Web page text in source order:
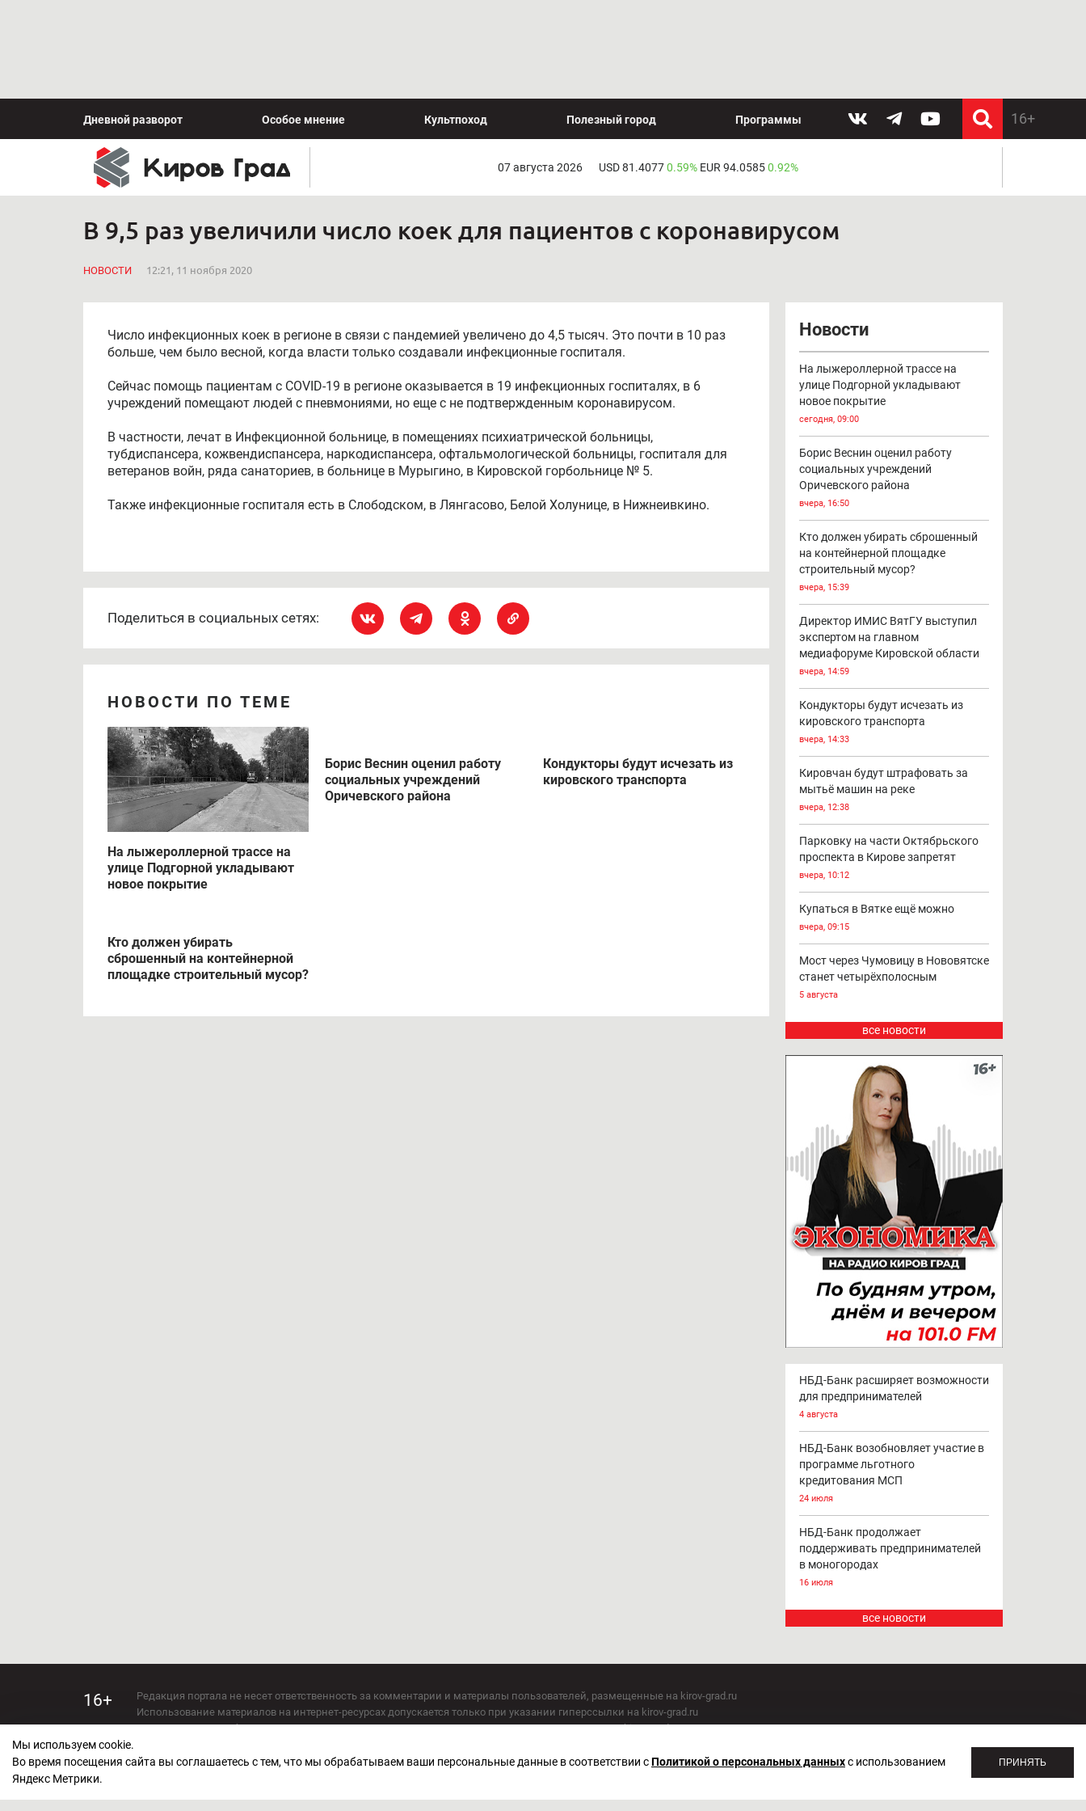
Дневной разворот Особое мнение Культпоход Полезный город Программы
07 августа 2026 USD 81.40770.59% EUR 94.05850.92%
В 9,5 раз увеличили число коек для пациентов с коронавирусом
НОВОСТИ 12:21, 11 ноября 2020
Число инфекционных коек в регионе в связи с пандемией увеличено до 4,5 тысяч. Это почти в 10 раз
больше, чем было весной, когда власти только создавали инфекционные госпиталя.
Сейчас помощь пациентам с COVID-19 в регионе оказывается в 19 инфекционных госпиталях, в 6
учреждений помещают людей с пневмониями, но еще с не подтвержденным коронавирусом.
В частности, лечат в Инфекционной больнице, в помещениях психиатрической больницы,
тубдиспансера, кожвендиспансера, наркодиспансера, офтальмологической больницы, госпиталя для
ветеранов войн, ряда санаториев, в больнице в Мурыгино, в Кировской горбольнице № 5.
Также инфекционные госпиталя есть в Слободском, в Лянгасово, Белой Холунице, в Нижнеивкино.
Поделиться в социальных сетях:
НОВОСТИ ПО ТЕМЕ
На лыжероллерной трассе на
улице Подгорной укладывают
новое покрытие
Борис Веснин оценил работу
социальных учреждений
Оричевского района
Кондукторы будут исчезать из
кировского транспорта
Кто должен убирать
сброшенный на контейнерной
площадке строительный мусор?
Новости
На лыжероллерной трассе на
улице Подгорной укладывают
новое покрытие
сегодня, 09:00
Борис Веснин оценил работу
социальных учреждений
Оричевского района
вчера, 16:50
Кто должен убирать сброшенный
на контейнерной площадке
строительный мусор?
вчера, 15:39
Директор ИМИС ВятГУ выступил
экспертом на главном
медиафоруме Кировской области
вчера, 14:59
Кондукторы будут исчезать из
кировского транспорта
вчера, 14:33
Кировчан будут штрафовать за
мытьё машин на реке
вчера, 12:38
Парковку на части Октябрьского
проспекта в Кирове запретят
вчера, 10:12
Купаться в Вятке ещё можно
вчера, 09:15
Мост через Чумовицу в Нововятске
станет четырёхполосным
5 августа
все новости
НБД-Банк расширяет возможности
для предпринимателей
4 августа
НБД-Банк возобновляет участие в
программе льготного
кредитования МСП
24 июля
НБД-Банк продолжает
поддерживать предпринимателей
в моногородах
16 июля
все новости
16+
Редакция портала не несет ответственность за комментарии и материалы пользователей, размещенные на kirov-grad.ru
Использование материалов на интернет-ресурсах допускается только при указании гиперссылки на kirov-grad.ru
Использование любых материалов настоящего СМИ допускается только при указании на ресурс: kirov-grad.ru
СМИ зарегистрировано Федеральной службой по надзору в сфере связи, информационных технологий и массовых коммуникаций 20.07.2018. Регистрационный номер ЭЛ №
Мы используем cookie.
Во время посещения сайта вы соглашаетесь с тем, что мы обрабатываем ваши персональные данные в соответствии сПолитикой о персональных данныхс использованием
Яндекс Метрики.
ПРИНЯТЬ